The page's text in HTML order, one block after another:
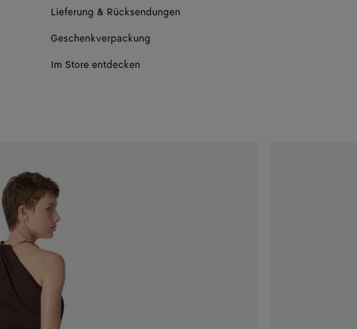
Lieferung & Rücksendungen
Geschenkverpackung
Im Store entdecken